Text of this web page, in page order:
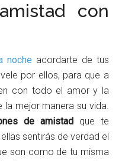
con
noche acordarte de tus
por ellos, para que a
con todo el amor y la
la mejor manera su vida.
de amistadque te
sentirás de verdad el
son como de tu misma